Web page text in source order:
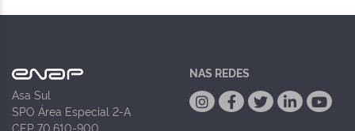
Asa Sul
SPO Área Especial 2-A
CEP 70.610-900
NAS REDES